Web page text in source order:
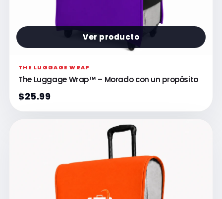
Ver producto
THE LUGGAGE WRAP
The Luggage Wrap™ – Morado con un propósito
$25.99